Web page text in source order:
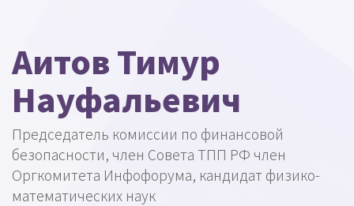
Аитов Тимур
Науфальевич
Председатель комиссии по финансовой
безопасности, член Совета ТПП РФ член
Оргкомитета Инфофорума, кандидат физико-
математических наук